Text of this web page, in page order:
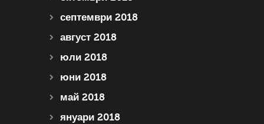
септември 2018
август 2018
юли 2018
юни 2018
май 2018
януари 2018